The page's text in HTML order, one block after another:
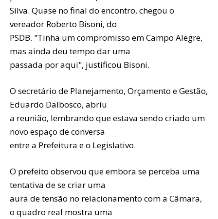
Silva. Quase no final do encontro, chegou o
vereador Roberto Bisoni, do
PSDB. "Tinha um compromisso em Campo Alegre,
mas ainda deu tempo dar uma
passada por aqui", justificou Bisoni.
O secretário de Planejamento, Orçamento e Gestão,
Eduardo Dalbosco, abriu
a reunião, lembrando que estava sendo criado um
novo espaço de conversa
entre a Prefeitura e o Legislativo.
O prefeito observou que embora se perceba uma
tentativa de se criar uma
aura de tensão no relacionamento com a Câmara,
o quadro real mostra uma